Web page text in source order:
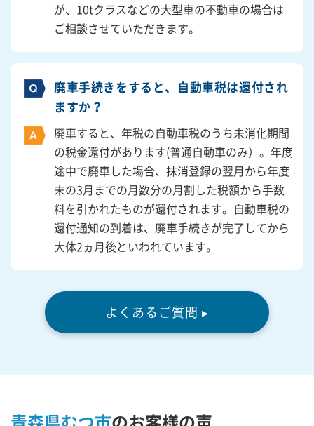
が、10tクラスなどの大型車の不動車の場合は
ご相談させていただきます。
廃車手続きをすると、自動車税は還付され
ますか？
廃車すると、年税の自動車税のうち未消化期間
の税金還付があります(普通自動車のみ）。年度
途中で廃車した場合、抹消登録の翌月から年度
末の3月までの月数分の月割した税額から手数
料を引かれたものが還付されます。自動車税の
還付通知の到着は、廃車手続きが完了してから
大体2ヵ月後といわれています。
よくあるご質問 ▸